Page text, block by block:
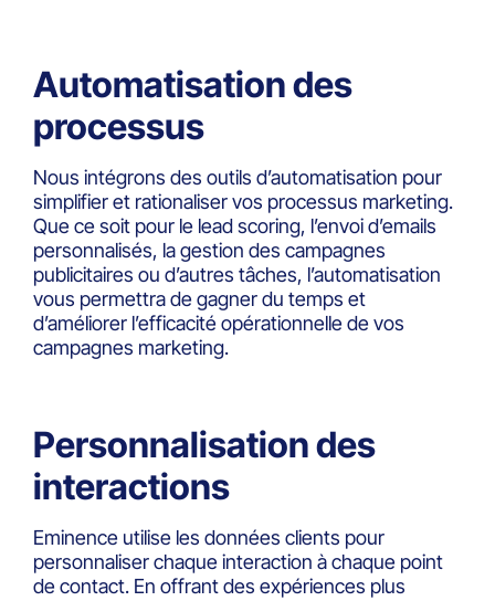
Automatisation des
processus
Nous intégrons des outils d’automatisation pour
simplifier et rationaliser vos processus marketing.
Que ce soit pour le lead scoring, l’envoi d’emails
personnalisés, la gestion des campagnes
publicitaires ou d’autres tâches, l’automatisation
vous permettra de gagner du temps et
d’améliorer l’efficacité opérationnelle de vos
campagnes marketing.
Personnalisation des
interactions
Eminence utilise les données clients pour
personnaliser chaque interaction à chaque point
de contact. En offrant des expériences plus